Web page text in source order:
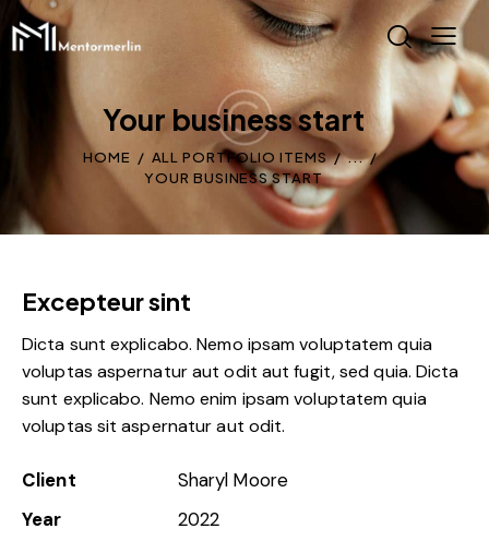
Your business start
HOME ALL PORTFOLIO ITEMS
...
YOUR BUSINESS START
Excepteur sint
Dicta sunt explicabo. Nemo ipsam voluptatem quia
voluptas aspernatur aut odit aut fugit, sed quia. Dicta
sunt explicabo. Nemo enim ipsam voluptatem quia
voluptas sit aspernatur aut odit.
Client
Sharyl Moore
Year
2022